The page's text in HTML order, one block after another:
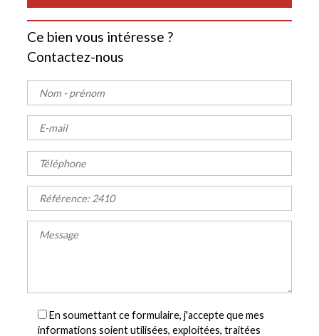
Ce bien vous intéresse ?
Contactez-nous
En soumettant ce formulaire, j'accepte que mes
informations soient utilisées, exploitées, traitées